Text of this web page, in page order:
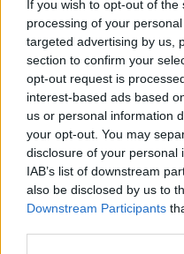
If you wish to opt-out of
processing of your
targeted advertising by us,
section to confirm your
opt-out request is
interest-based ads based
us or personal information
your opt-out. You may
disclosure of your personal
IAB’s list of downstream
also be disclosed by us to
Downstream Participants
Related Posts
NX7 é o novo SUV